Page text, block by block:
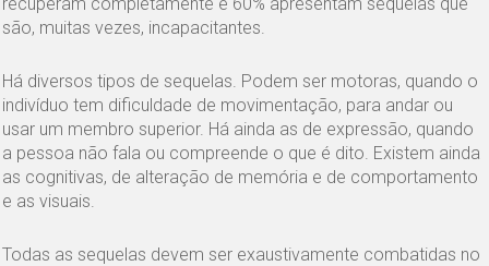
são, muitas vezes, incapacitantes.
Há diversos tipos de sequelas. Podem ser motoras, quando o
indivíduo tem dificuldade de movimentação, para andar ou
usar um membro superior. Há ainda as de expressão, quando
a pessoa não fala ou compreende o que é dito. Existem ainda
as cognitivas, de alteração de memória e de comportamento
e as visuais.
Todas as sequelas devem ser exaustivamente combatidas no